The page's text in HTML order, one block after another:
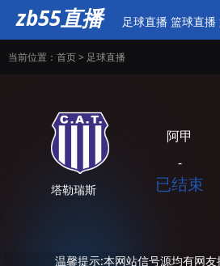
zb55直播 足球直播 篮球直播
当前位置： 首页> 足球直播
塔勒瑞斯
阿甲
-
已结束
温馨提示:本网站信号源均有网